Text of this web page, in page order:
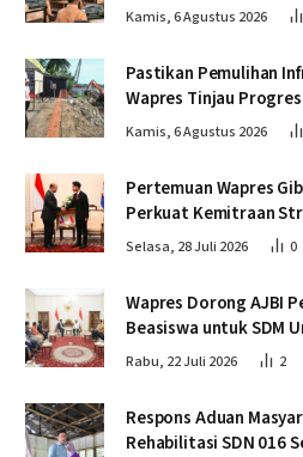
Pascabencana
Kamis, 6 Agustus 2026
Pastikan Pemulihan
Wapres Tinjau
Krueng Tingkeum
Kamis, 6 Agustus 2026
Pertemuan Wapres
Perkuat Kemitraan
Kamboja
Selasa, 28 Juli 2026 0
Wapres Dorong AJBI
Beasiswa untuk SDM
Rabu, 22 Juli 2026 2
Respons Aduan
Rehabilitasi SDN 016